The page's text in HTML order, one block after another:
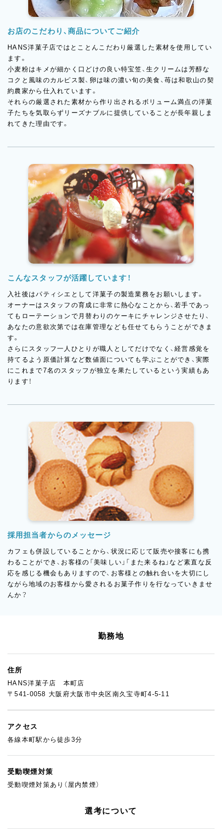
お店のこだわり、商品についてご紹介
HANS洋菓子店ではとことんこだわり厳選した素材を使用してい
ます。
小麦粉はキメが細かく口どけの良い特宝笠、生クリームは芳醇な
コクと風味のカルピス製、卵は味の濃い旬の美食、苺は和歌山の契
約農家から仕入れています。
それらの厳選された素材から作り出されるボリューム満点の洋菓
子たちを気取らずリーズナブルに提供していることが長年親しま
れてきた理由です。
こんなスタッフが活躍しています！
入社後はパティシエとして洋菓子の製造業務をお願いします。
オーナーはスタッフの育成に非常に熱心なことから、若手であっ
てもローテーションで月替わりのケーキにチャレンジさせたり、
あなたの意欲次第では在庫管理なども任せてもらうことができま
す。
さらにスタッフ一人ひとりが職人としてだけでなく、経営感覚を
持てるよう原価計算など数値面についても学ぶことができ、実際
にこれまで7名のスタッフが独立を果たしているという実績もあ
ります！
採用担当者からのメッセージ
カフェも併設していることから、状況に応じて販売や接客にも携
わることができ、お客様の「美味しい」「また来るね」など素直な反
応を感じる機会もありますので、お客様との触れ合いを大切にし
ながら地域のお客様から愛されるお菓子作りを行なっていきませ
んか？
勤務地
住所
HANS洋菓子店 本町店
〒541-0058 大阪府大阪市中央区南久宝寺町4-5-11
アクセス
各線本町駅から徒歩3分
受動喫煙対策
受動喫煙対策あり（屋内禁煙）
選考について